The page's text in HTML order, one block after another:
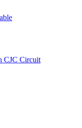
CJC Circuit